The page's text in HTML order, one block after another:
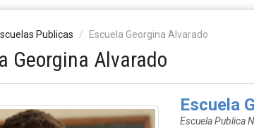
Publicas Escuela Georgina Alvarado
Georgina Alvarado
Escuela
Escuela Publica